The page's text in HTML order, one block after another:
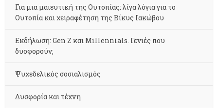
Για μια μαιευτική της Ουτοπίας: λίγα λόγια για το
Ουτοπία και χειραφέτηση της Βίκυς Ιακώβου
Εκδήλωση: Gen Z και Millennials. Γενιές που
δυσφορούν;
Ψυχεδελικός σοσιαλισμός
Δυσφορία και τέχνη